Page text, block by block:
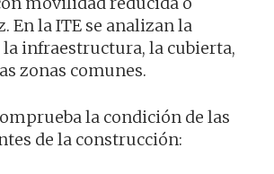
En la ITE se analizan la
infraestructura, la cubierta,
zonas comunes.
la condición de las
de la construcción: